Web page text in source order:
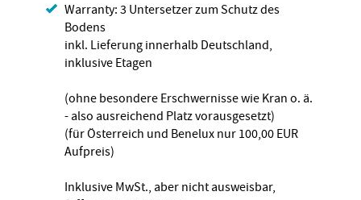
Warranty: 3 Untersetzer zum Schutz des
Bodens
inkl. Lieferung innerhalb Deutschland,
inklusive Etagen
(ohne besondere Erschwernisse wie Kran o. ä.
- also ausreichend Platz vorausgesetzt)
(für Österreich und Benelux nur 100,00 EUR
Aufpreis)
Inklusive MwSt., aber nicht ausweisbar,